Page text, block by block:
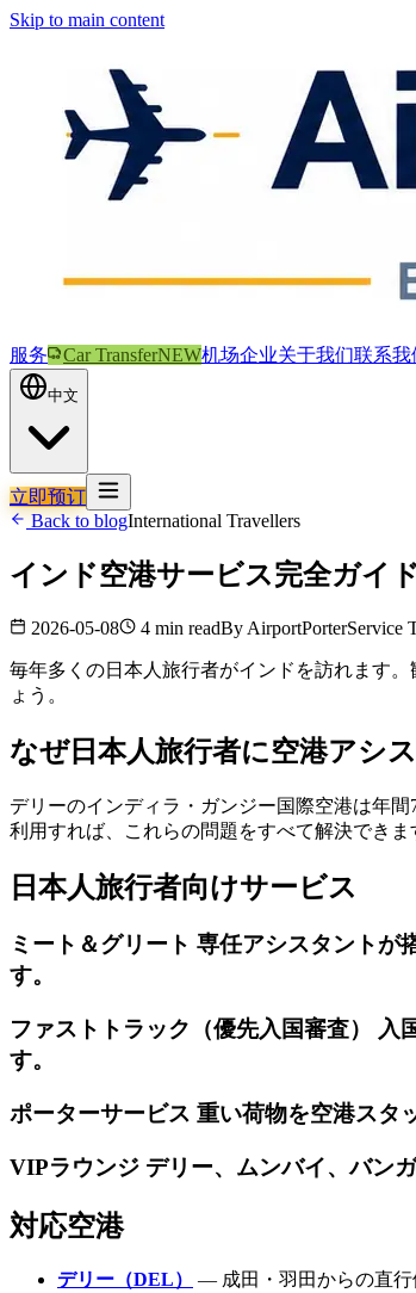
Skip to main content
服务 Car TransferNEW机场企业关于我们联系我
中文
立即预订
Back to blogInternational Travellers
インド空港サービス完全ガイ
2026-05-08 4 min readBy AirportPorterService
毎年多くの日本人旅行者がインドを訪れます
ょう。
なぜ日本人旅行者に空港アシ
デリーのインディラ・ガンジー国際空港は年
利用すれば、これらの問題をすべて解決できま
日本人旅行者向けサービス
ミート＆グリート 専任アシスタント
す。
ファストトラック（優先入国審査） 入
す。
ポーターサービス 重い荷物を空港スタ
VIPラウンジ デリー、ムンバイ、バン
対応空港
デリー（DEL）
— 成田・羽田からの直行